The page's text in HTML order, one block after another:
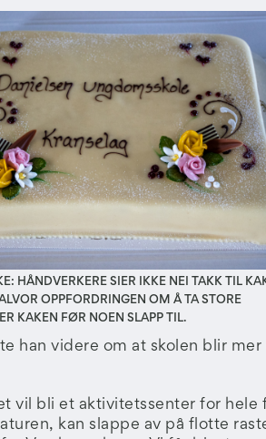
HÅNDVERKERE SIER IKKE NEI TAKK TIL
OPPFORDRINGEN OM Å TA STORE
KAKEN FØR NOEN SLAPP TIL.
han videre om at skolen blir mer
vil bli et aktivitetssenter for hele
kan slappe av på flotte